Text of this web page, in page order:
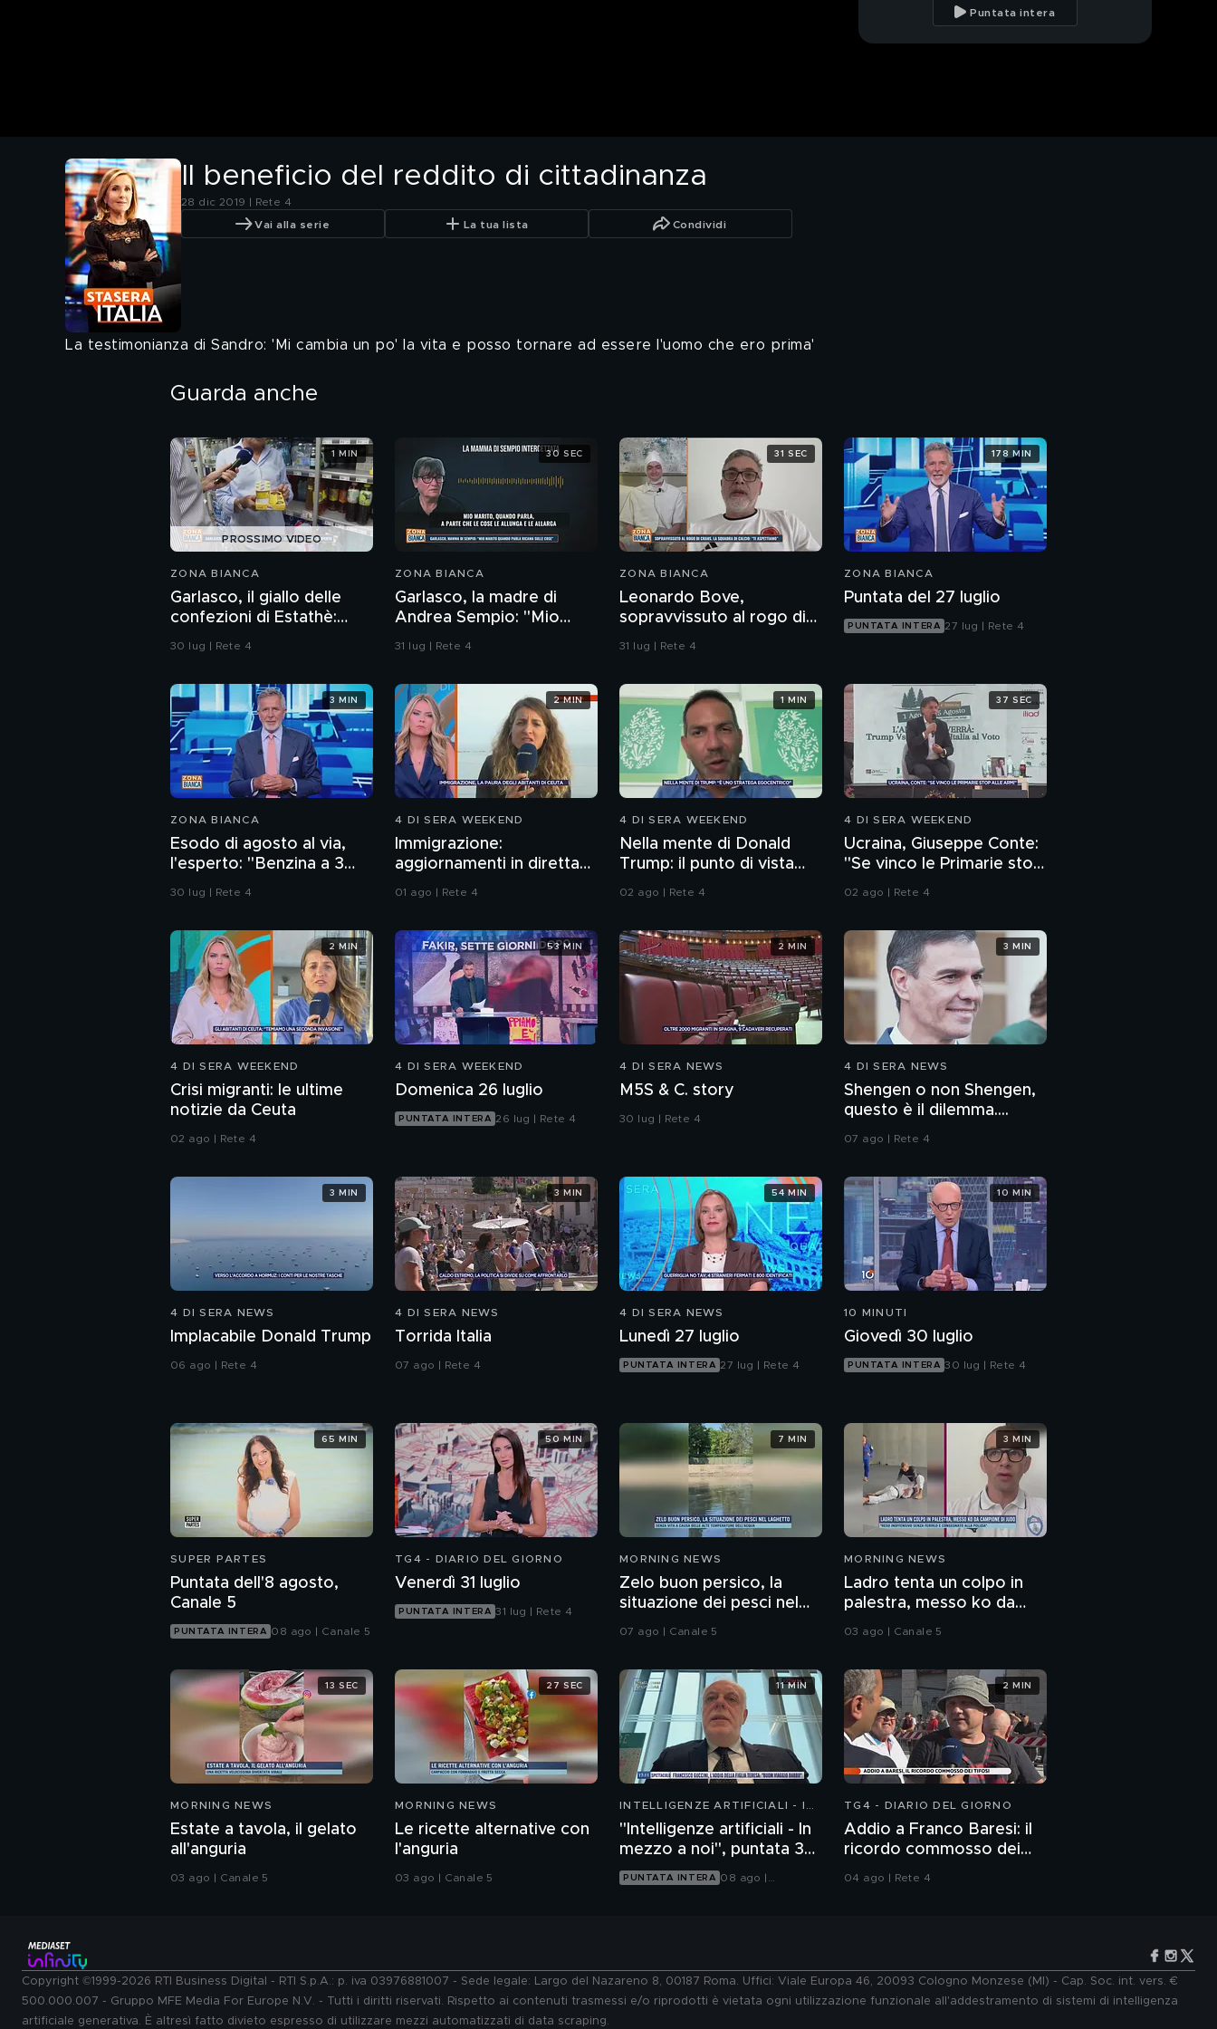
Puntata intera
Il beneficio del reddito di cittadinanza
28 dic 2019 | Rete 4
Vai alla serie La tua lista Condividi
La testimonianza di Sandro: 'Mi cambia un po' la vita e posso tornare ad essere l'uomo che ero prima'
Guarda anche
PROSSIMO VIDEO
ZONA BIANCA
Garlasco, il giallo delle
confezioni di Estathè:
ecco cosa abbiamo
30 lug | Rete 4
1 MIN
ZONA BIANCA
Garlasco, la madre di
Andrea Sempio: "Mio
marito quando parla
31 lug | Rete 4
30 SEC
ZONA BIANCA
Leonardo Bove,
sopravvissuto al rogo di
Crans-Montana, la
31 lug | Rete 4
31 SEC
ZONA BIANCA
Puntata del 27 luglio
PUNTATA INTERA 27 lug | Rete 4
178 MIN
ZONA BIANCA
Esodo di agosto al via,
l'esperto: "Benzina a 3
euro? Non lo escludo"
30 lug | Rete 4
3 MIN
4 DI SERA WEEKEND
Immigrazione:
aggiornamenti in diretta
da Ceuta
01 ago | Rete 4
2 MIN
4 DI SERA WEEKEND
Nella mente di Donald
Trump: il punto di vista
dello psichiatra Leonardo
02 ago | Rete 4
1 MIN
4 DI SERA WEEKEND
Ucraina, Giuseppe Conte:
"Se vinco le Primarie stop
alle armi"
02 ago | Rete 4
37 SEC
4 DI SERA WEEKEND
Crisi migranti: le ultime
notizie da Ceuta
02 ago | Rete 4
2 MIN
4 DI SERA WEEKEND
Domenica 26 luglio
PUNTATA INTERA 26 lug | Rete 4
53 MIN
4 DI SERA NEWS
M5S & C. story
30 lug | Rete 4
2 MIN
4 DI SERA NEWS
Shengen o non Shengen,
questo è il dilemma....
07 ago | Rete 4
3 MIN
4 DI SERA NEWS
Implacabile Donald Trump
06 ago | Rete 4
3 MIN
4 DI SERA NEWS
Torrida Italia
07 ago | Rete 4
3 MIN
4 DI SERA NEWS
Lunedì 27 luglio
PUNTATA INTERA 27 lug | Rete 4
54 MIN
10 MINUTI
Giovedì 30 luglio
PUNTATA INTERA 30 lug | Rete 4
10 MIN
SUPER PARTES
Puntata dell'8 agosto,
Canale 5
PUNTATA INTERA 08 ago | Canale 5
65 MIN
TG4 - DIARIO DEL GIORNO
Venerdì 31 luglio
PUNTATA INTERA 31 lug | Rete 4
50 MIN
MORNING NEWS
Zelo buon persico, la
situazione dei pesci nel
laghetto
07 ago | Canale 5
7 MIN
MORNING NEWS
Ladro tenta un colpo in
palestra, messo ko da
campione di judo
03 ago | Canale 5
3 MIN
MORNING NEWS
Estate a tavola, il gelato
all'anguria
03 ago | Canale 5
13 SEC
MORNING NEWS
Le ricette alternative con
l'anguria
03 ago | Canale 5
27 SEC
INTELLIGENZE ARTIFICIALI - IN
"Intelligenze artificiali - In
mezzo a noi", puntata 37:
la trasformazione del
viaggio
PUNTATA INTERA 08 ago |
11 MIN
TG4 - DIARIO DEL GIORNO
Addio a Franco Baresi: il
ricordo commosso dei
04 ago | Rete 4
2 MIN
Copyright ©1999-2026 RTI Business Digital - RTI S.p.A.: p. iva 03976881007 - Sede legale: Largo del Nazareno 8, 00187 Roma. Uffici: Viale Europa 46, 20093 Cologno Monzese (MI) - Cap. Soc. int. vers. €
500.000.007 - Gruppo MFE Media For Europe N.V. - Tutti i diritti riservati. Rispetto ai contenuti trasmessi e/o riprodotti è vietata ogni utilizzazione funzionale all'addestramento di sistemi di intelligenza
artificiale generativa. È altresì fatto divieto espresso di utilizzare mezzi automatizzati di data scraping.